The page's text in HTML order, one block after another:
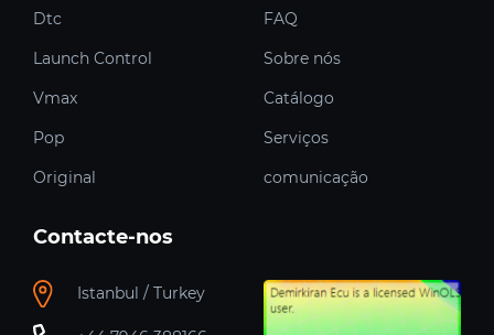
Dtc
Launch Control
Vmax
Pop
Original
FAQ
Sobre nós
Catálogo
Serviços
comunicação
Contacte-nos
Istanbul / Turkey